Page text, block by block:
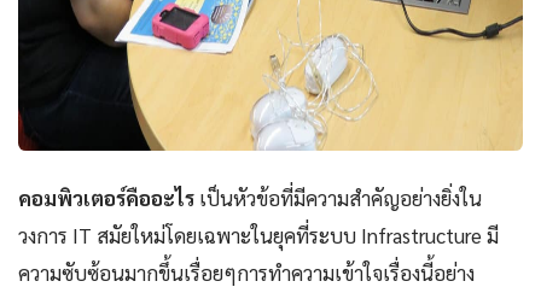
คอมพิวเตอร์คืออะไร เป็นหัวข้อที่มีความสำคัญอย่างยิ่งใน
วงการ IT สมัยใหม่โดยเฉพาะในยุคที่ระบบ Infrastructure มี
ความซับซ้อนมากขึ้นเรื่อยๆการทำความเข้าใจเรื่องนี้อย่าง